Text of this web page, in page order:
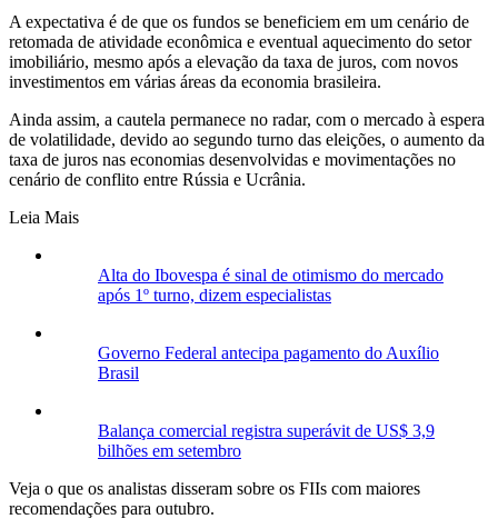
A expectativa é de que os fundos se beneficiem em um cenário de
retomada de atividade econômica e eventual aquecimento do setor
imobiliário, mesmo após a elevação da taxa de juros, com novos
investimentos em várias áreas da economia brasileira.
Ainda assim, a cautela permanece no radar, com o mercado à espera
de volatilidade, devido ao segundo turno das eleições, o aumento da
taxa de juros nas economias desenvolvidas e movimentações no
cenário de conflito entre Rússia e Ucrânia.
Leia Mais
Alta do Ibovespa é sinal de otimismo do mercado
após 1º turno, dizem especialistas
Governo Federal antecipa pagamento do Auxílio
Brasil
Balança comercial registra superávit de US$ 3,9
bilhões em setembro
Veja o que os analistas disseram sobre os FIIs com maiores
recomendações para outubro.